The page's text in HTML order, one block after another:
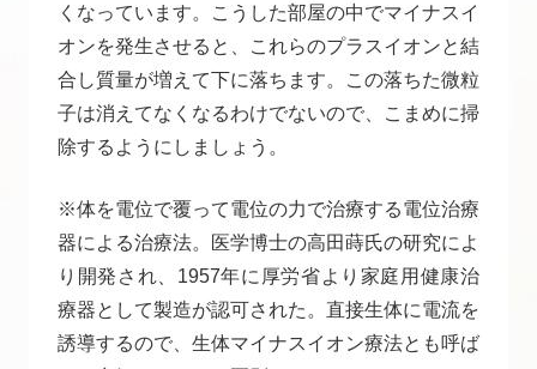
くなっています。こうした部屋の中でマイナスイ
オンを発生させると、これらのプラスイオンと結
合し質量が増えて下に落ちます。この落ちた微粒
子は消えてなくなるわけでないので、こまめに掃
除するようにしましょう。
※体を電位で覆って電位の力で治療する電位治療
器による治療法。医学博士の高田蒔氏の研究によ
り開発され、1957年に厚労省より家庭用健康治
療器として製造が認可された。直接生体に電流を
誘導するので、生体マイナスイオン療法とも呼ば